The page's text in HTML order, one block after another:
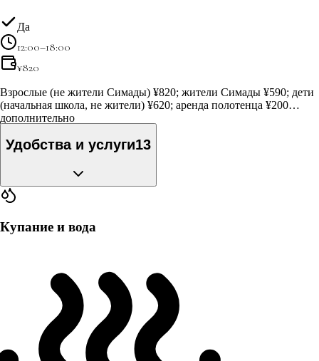
Да
12:00–18:00
¥820
Взрослые (не жители Симады) ¥820; жители Симады ¥590; дети
(начальная школа, не жители) ¥620; аренда полотенца ¥200
дополнительно
Удобства и услуги13
Купание и вода